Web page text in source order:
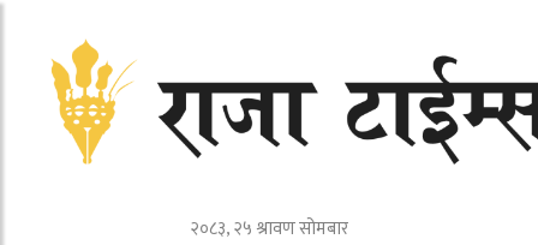
२०८३, २५ श्रावण सोमबार